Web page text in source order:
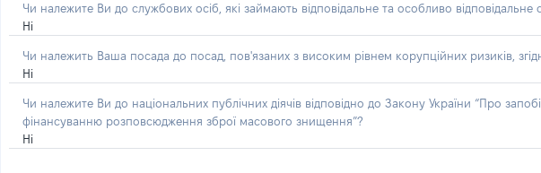
Чи належите Ви до службових осіб, які займають відповідальне та особливо
Ні
Чи належить Ваша посада до посад, пов'язаних з високим рівнем корупційних ризиків,
Ні
Чи належите Ви до національних публічних діячів відповідно до Закону України “Про
фінансуванню розповсюдження зброї масового знищення”?
Ні